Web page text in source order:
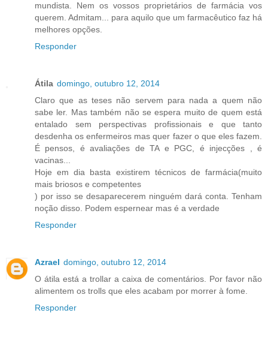
mundista. Nem os vossos proprietários de farmácia vos
querem. Admitam... para aquilo que um farmacêutico faz há
melhores opções.
Responder
Átila domingo, outubro 12, 2014
Claro que as teses não servem para nada a quem não
sabe ler. Mas também não se espera muito de quem está
entalado sem perspectivas profissionais e que tanto
desdenha os enfermeiros mas quer fazer o que eles fazem.
É pensos, é avaliações de TA e PGC, é injecções , é
vacinas...
Hoje em dia basta existirem técnicos de farmácia(muito
mais briosos e competentes
) por isso se desaparecerem ninguém dará conta. Tenham
noção disso. Podem espernear mas é a verdade
Responder
Azrael domingo, outubro 12, 2014
O átila está a trollar a caixa de comentários. Por favor não
alimentem os trolls que eles acabam por morrer à fome.
Responder